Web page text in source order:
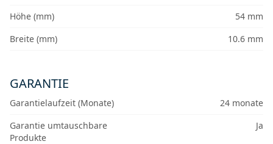
Höhe (mm)
54 mm
Breite (mm)
10.6 mm
GARANTIE
Garantielaufzeit (Monate)
24 monate
Garantie umtauschbare
Produkte
Ja